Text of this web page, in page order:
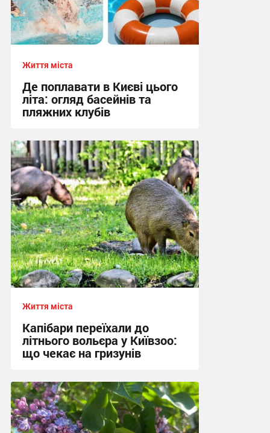
Життя міста
Де поплавати в Києві цього
літа: огляд басейнів та
пляжних клубів
11:40, 13.07.2026
Життя міста
Капібари переїхали до
літнього вольєра у Київзоо:
що чекає на гризунів
18:45, 8.05.2026